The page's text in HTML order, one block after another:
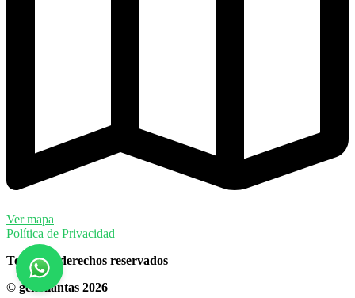
Ver mapa
Política de Privacidad
Todos los derechos reservados
© gekollantas 2026